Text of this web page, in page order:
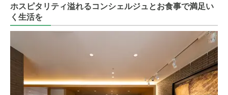
ホスピタリティ溢れるコンシェルジュとお食事で満足い
く生活を